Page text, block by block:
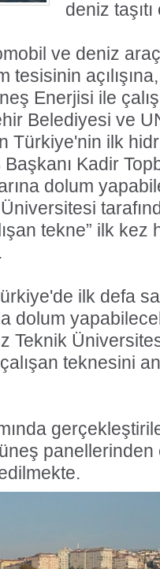
deniz
ve deniz
Enerjisi ile
Belediyesi ve
Türkiye'nin ilk
Kadir
dolum
Üniversitesi
tekne” ilk kez
ilk defa
dolum
Teknik
teknesini